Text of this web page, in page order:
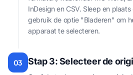
InDesign en CSV. Sleep en
gebruik de optie "Bladeren" om
apparaat te selecteren.
03 Stap 3: Selecteer de